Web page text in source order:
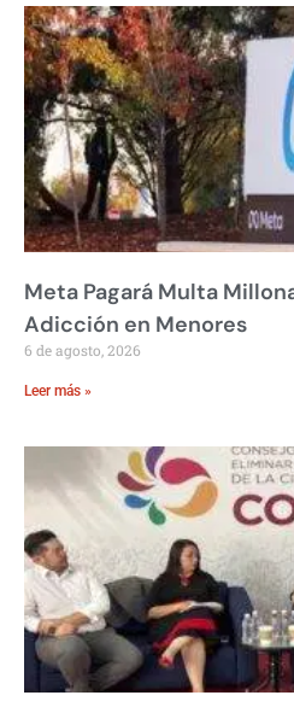
Meta Pagará Multa
Adicción en Menores
6 de agosto, 2026
Leer más »